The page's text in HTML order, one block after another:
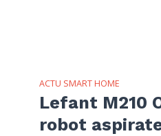
ACTU SMART HOME
Lefant M210
robot